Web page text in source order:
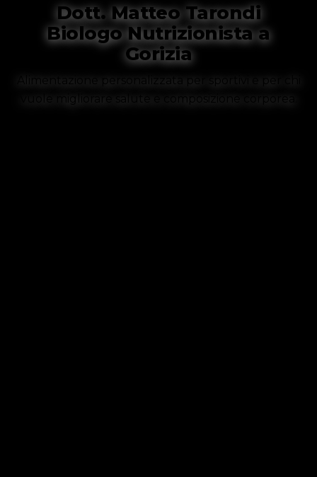
Dott. Matteo Tarondi
Biologo Nutrizionista a
Gorizia